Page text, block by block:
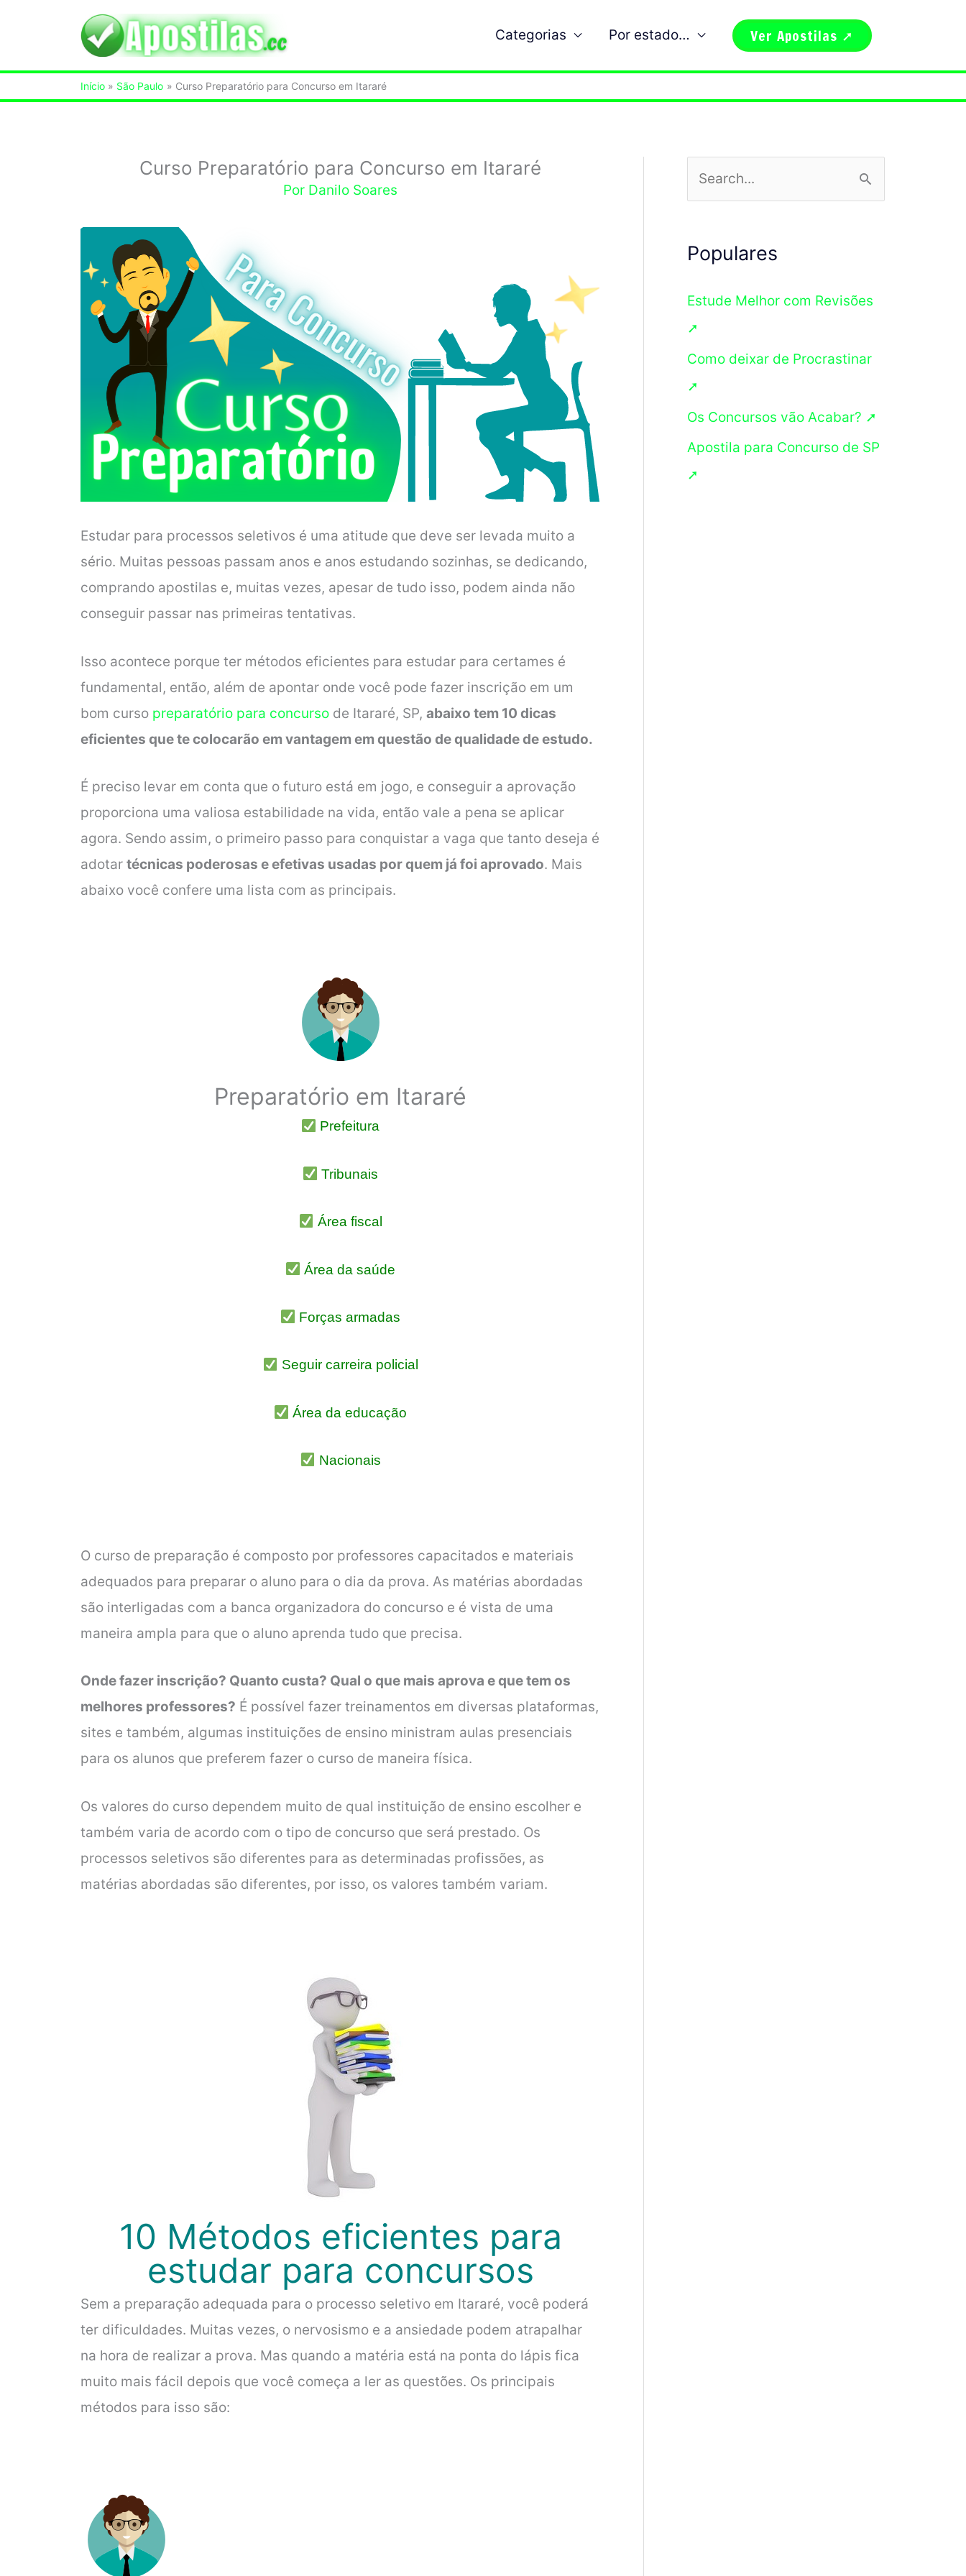
Categorias Por estado… Ver Apostilas ➚
Início São Paulo Curso Preparatório para Concurso em Itararé
Curso Preparatório para Concurso em Itararé
Por Danilo Soares
Estudar para processos seletivos é uma atitude que deve ser levada muito a
sério. Muitas pessoas passam anos e anos estudando sozinhas, se dedicando,
comprando apostilas e, muitas vezes, apesar de tudo isso, podem ainda não
conseguir passar nas primeiras tentativas.
Isso acontece porque ter métodos eficientes para estudar para certames é
fundamental, então, além de apontar onde você pode fazer inscrição em um
bom curso preparatório para concurso de Itararé, SP, abaixo tem 10 dicas
eficientes que te colocarão em vantagem em questão de qualidade de estudo.
É preciso levar em conta que o futuro está em jogo, e conseguir a aprovação
proporciona uma valiosa estabilidade na vida, então vale a pena se aplicar
agora. Sendo assim, o primeiro passo para conquistar a vaga que tanto deseja é
adotar técnicas poderosas e efetivas usadas por quem já foi aprovado. Mais
abaixo você confere uma lista com as principais.
Preparatório em Itararé
Prefeitura
Tribunais
Área fiscal
Área da saúde
Forças armadas
Seguir carreira policial
Área da educação
Nacionais
O curso de preparação é composto por professores capacitados e materiais
adequados para preparar o aluno para o dia da prova. As matérias abordadas
são interligadas com a banca organizadora do concurso e é vista de uma
maneira ampla para que o aluno aprenda tudo que precisa.
Onde fazer inscrição? Quanto custa? Qual o que mais aprova e que tem os
melhores professores? É possível fazer treinamentos em diversas plataformas,
sites e também, algumas instituições de ensino ministram aulas presenciais
para os alunos que preferem fazer o curso de maneira física.
Os valores do curso dependem muito de qual instituição de ensino escolher e
também varia de acordo com o tipo de concurso que será prestado. Os
processos seletivos são diferentes para as determinadas profissões, as
matérias abordadas são diferentes, por isso, os valores também variam.
10 Métodos eficientes para
estudar para concursos
Sem a preparação adequada para o processo seletivo em Itararé, você poderá
ter dificuldades. Muitas vezes, o nervosismo e a ansiedade podem atrapalhar
na hora de realizar a prova. Mas quando a matéria está na ponta do lápis fica
muito mais fácil depois que você começa a ler as questões. Os principais
métodos para isso são:
e
q
i
s
a
r
p
o
Populares
Estude Melhor com Revisões
➚
Como deixar de Procrastinar
➚
Os Concursos vão Acabar? ➚
Apostila para Concurso de SP
➚